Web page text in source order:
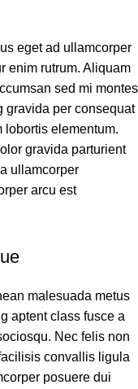
eget ad ullamcorper
enim rutrum. Aliquam
sed mi montes
gravida per consequat
lobortis elementum.
gravida parturient
ullamcorper
arcu est
malesuada metus
aptent class fusce a
Nec felis non
convallis ligula
posuere dui